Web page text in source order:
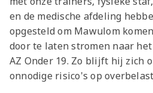
en de medische afdeling
opgesteld om Mawulom
door te laten stromen naar
AZ Onder 19. Zo blijft hij zich
onnodige risico's op